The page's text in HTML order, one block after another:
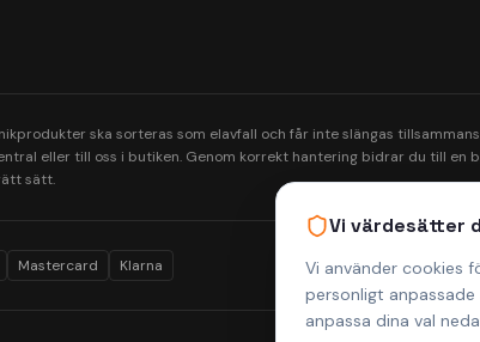
Vi värdesätter
Vi använder cookies
personligt anpassade
anpassa dina val
ska sorteras som elavfall och får inte slängas
eller till oss i butiken. Genom korrekt hantering bidrar du till en
sätt.
Mastercard Klarna